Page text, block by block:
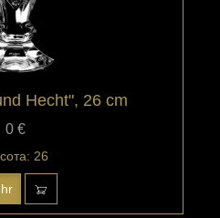
Hecht", 26 cm
0 €
26